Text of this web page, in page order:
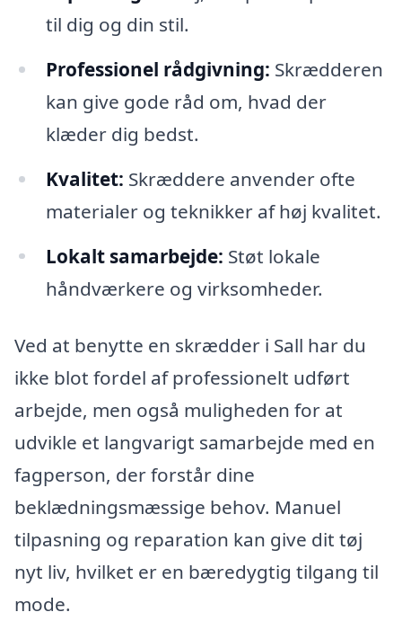
til dig og din stil.
Professionel rådgivning: Skrædderen
kan give gode råd om, hvad der
klæder dig bedst.
Kvalitet: Skræddere anvender ofte
materialer og teknikker af høj kvalitet.
Lokalt samarbejde: Støt lokale
håndværkere og virksomheder.
Ved at benytte en skrædder i Sall har du
ikke blot fordel af professionelt udført
arbejde, men også muligheden for at
udvikle et langvarigt samarbejde med en
fagperson, der forstår dine
beklædningsmæssige behov. Manuel
tilpasning og reparation kan give dit tøj
nyt liv, hvilket er en bæredygtig tilgang til
mode.